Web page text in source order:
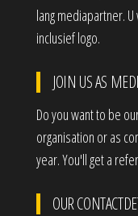
lang mediapartner.
inclusief logo.
JOIN US AS
Do you want to be
organisation or as
year. You'll get a
OUR